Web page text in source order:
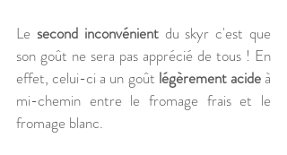
Le second inconvénient du skyr c'est que
son goût ne sera pas apprécié de tous ! En
effet, celui-ci a un goût légèrement acide à
mi-chemin entre le fromage frais et le
fromage blanc.